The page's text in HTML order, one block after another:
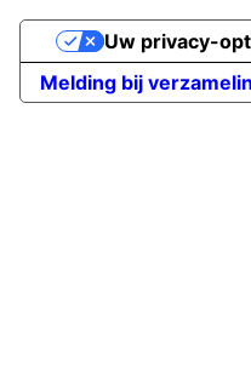
Melding bij
Uw privacy-